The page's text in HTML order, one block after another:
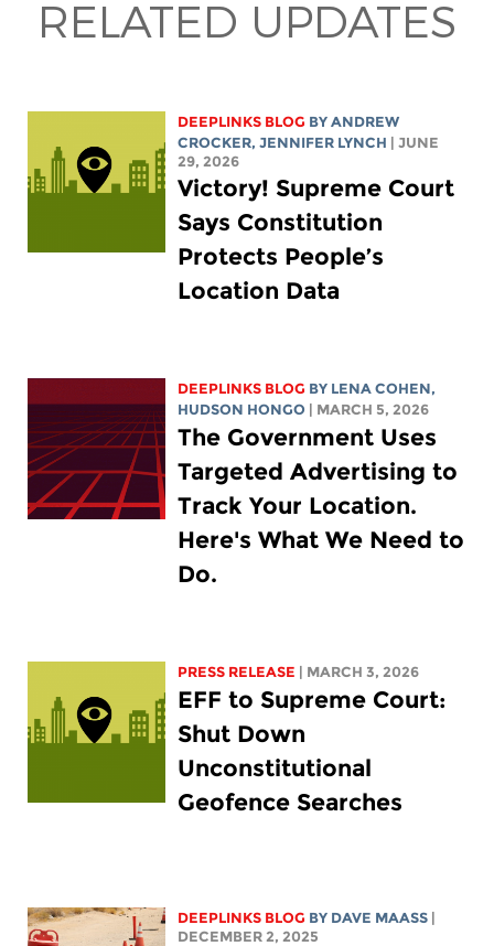
RELATED UPDATES
DEEPLINKS BLOG BYANDREW
CROCKER,JENNIFER LYNCH | JUNE
29, 2026
Victory! Supreme Court
Says Constitution
Protects People’s
Location Data
DEEPLINKS BLOG BY LENA COHEN,
HUDSON HONGO | MARCH 5, 2026
The Government Uses
Targeted Advertising to
Track Your Location.
Here's What We Need to
Do.
PRESS RELEASE | MARCH 3, 2026
EFF to Supreme Court:
Shut Down
Unconstitutional
Geofence Searches
DEEPLINKS BLOG BY DAVE MAASS |
DECEMBER 2, 2025